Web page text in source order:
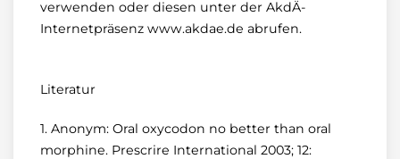
verwenden oder diesen unter der AkdÄ-
Internetpräsenz www.akdae.de abrufen.
Literatur
1. Anonym: Oral oxycodon no better than oral
morphine. Prescrire International 2003; 12: